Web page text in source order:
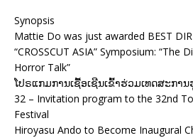
Synopsis
Mattie Do was just awarded BEST
“CROSSCUT ASIA” Symposium: “The
Horror Talk”
ໂປຣແກມການເຊື້ອເຊີນເຂົ້າຮ່ວມເທດສະກາ
32 – Invitation program to the 32nd
Festival
Hiroyasu Ando to Become Inaugural